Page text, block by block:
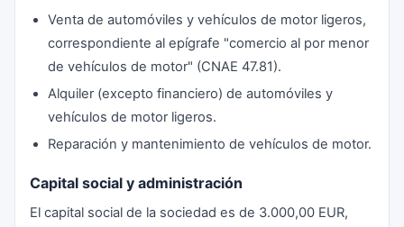
Venta de automóviles y vehículos de motor ligeros,
correspondiente al epígrafe "comercio al por menor
de vehículos de motor" (CNAE 47.81).
Alquiler (excepto financiero) de automóviles y
vehículos de motor ligeros.
Reparación y mantenimiento de vehículos de motor.
Capital social y administración
El capital social de la sociedad es de 3.000,00 EUR,